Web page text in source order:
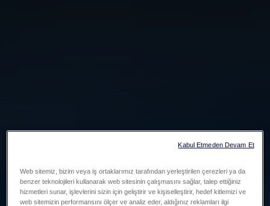
Web sitemiz, bizim veya iş ortaklarımız tarafından yerleştirilen çerezleri ya da
benzer teknolojileri kullanarak web sitesinin çalışmasını sağlar, talep ettiğiniz
hizmetleri sunar, işlevlerini sizin için geliştirir ve kişiselleştirir, hedef kitlemizi ve
web sitemizin performansını ölçer ve analiz eder, aldığınız reklamları ilgi
Kabul Etmeden Devam Et